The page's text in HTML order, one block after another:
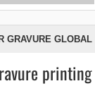
GRAVURE GLOBAL
printing